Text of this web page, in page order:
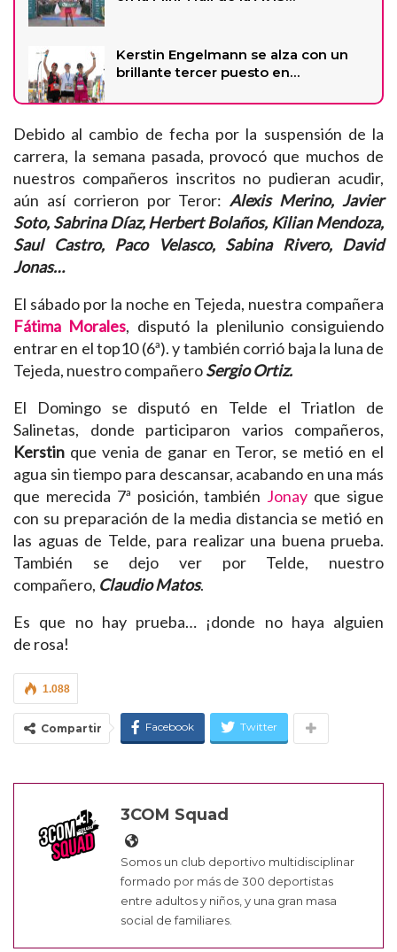
Kerstin Engelmann se alza con un
brillante tercer puesto en…
Debido al cambio de fecha por la suspensión de la
carrera, la semana pasada, provocó que muchos de
nuestros compañeros inscritos no pudieran acudir,
aún así corrieron por Teror:Alexis Merino, Javier
Soto, Sabrina Díaz, Herbert Bolaños, Kilian Mendoza,
Saul Castro, Paco Velasco, Sabina Rivero, David
Jonas…
El sábado por la noche en Tejeda, nuestra compañera
Fátima Morales, disputó la plenilunio consiguiendo
entrar en el top10 (6ª). y también corrió baja la luna de
Tejeda, nuestro compañeroSergio Ortiz.
El Domingo se disputó en Telde el Triatlon de
Salinetas, donde participaron varios compañeros,
Kerstin que venia de ganar en Teror, se metió en el
agua sin tiempo para descansar, acabando en una más
que merecida 7ª posición, también Jonay que sigue
con su preparación de la media distancia se metió en
las aguas de Telde, para realizar una buena prueba.
También se dejo ver por Telde, nuestro
compañero, Claudio Matos.
Es que no hay prueba… ¡donde no haya alguien
de rosa!
1.088
Compartir Facebook Twitter
3COM Squad
Somos un club deportivo multidisciplinar
formado por más de 300 deportistas
entre adultos y niños, y una gran masa
social de familiares.